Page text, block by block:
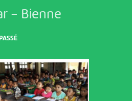
PASSÉ
- Bienne